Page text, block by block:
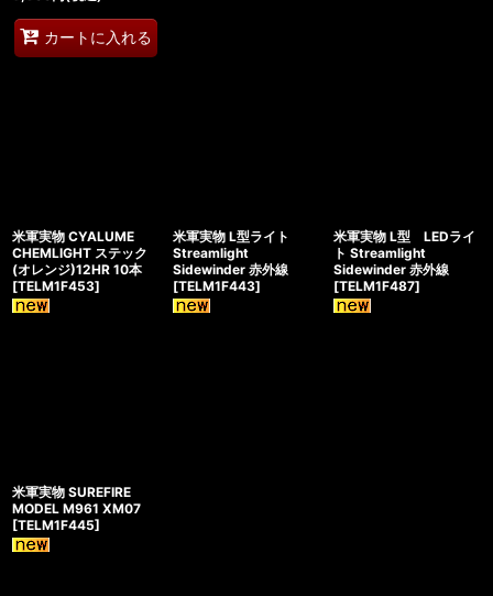
カートに入れる
米軍実物 CYALUME
CHEMLIGHT ステック
(オレンジ)12HR 10本
[TELM1F453]
米軍実物 L型ライト
Streamlight
Sidewinder 赤外線
[TELM1F443]
米軍実物 L型 LEDライ
ト Streamlight
Sidewinder 赤外線
[TELM1F487]
米軍実物 SUREFIRE
MODEL M961 XM07
[TELM1F445]